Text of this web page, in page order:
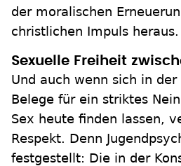
der moralischen
christlichen Impuls heraus.
Sexuelle Freiheit
Und auch wenn sich in
Belege für ein striktes
Sex heute finden lassen,
Respekt. Denn
festgestellt: Die in der